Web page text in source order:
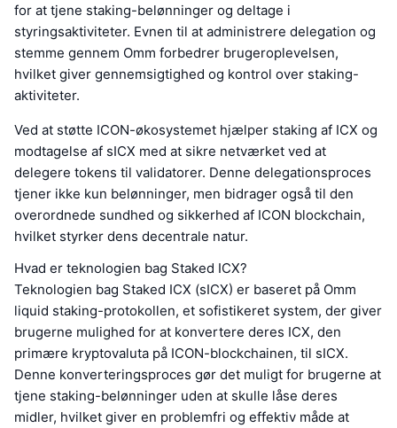
for at tjene staking-belønninger og deltage i
styringsaktiviteter. Evnen til at administrere delegation og
stemme gennem Omm forbedrer brugeroplevelsen,
hvilket giver gennemsigtighed og kontrol over staking-
aktiviteter.
Ved at støtte ICON-økosystemet hjælper staking af ICX og
modtagelse af sICX med at sikre netværket ved at
delegere tokens til validatorer. Denne delegationsproces
tjener ikke kun belønninger, men bidrager også til den
overordnede sundhed og sikkerhed af ICON blockchain,
hvilket styrker dens decentrale natur.
Hvad er teknologien bag Staked ICX?
Teknologien bag Staked ICX (sICX) er baseret på Omm
liquid staking-protokollen, et sofistikeret system, der giver
brugerne mulighed for at konvertere deres ICX, den
primære kryptovaluta på ICON-blockchainen, til sICX.
Denne konverteringsproces gør det muligt for brugerne at
tjene staking-belønninger uden at skulle låse deres
midler, hvilket giver en problemfri og effektiv måde at